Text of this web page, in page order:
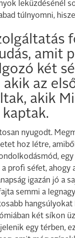
leküzdésénél
túlnyomni,
amit
két
akik az
akik
nyugodt.
hoz létre,
egy
profi séfet, ahogy
igazán jó a
semmi a
hangsúlyokat
két síkon
egy térben,